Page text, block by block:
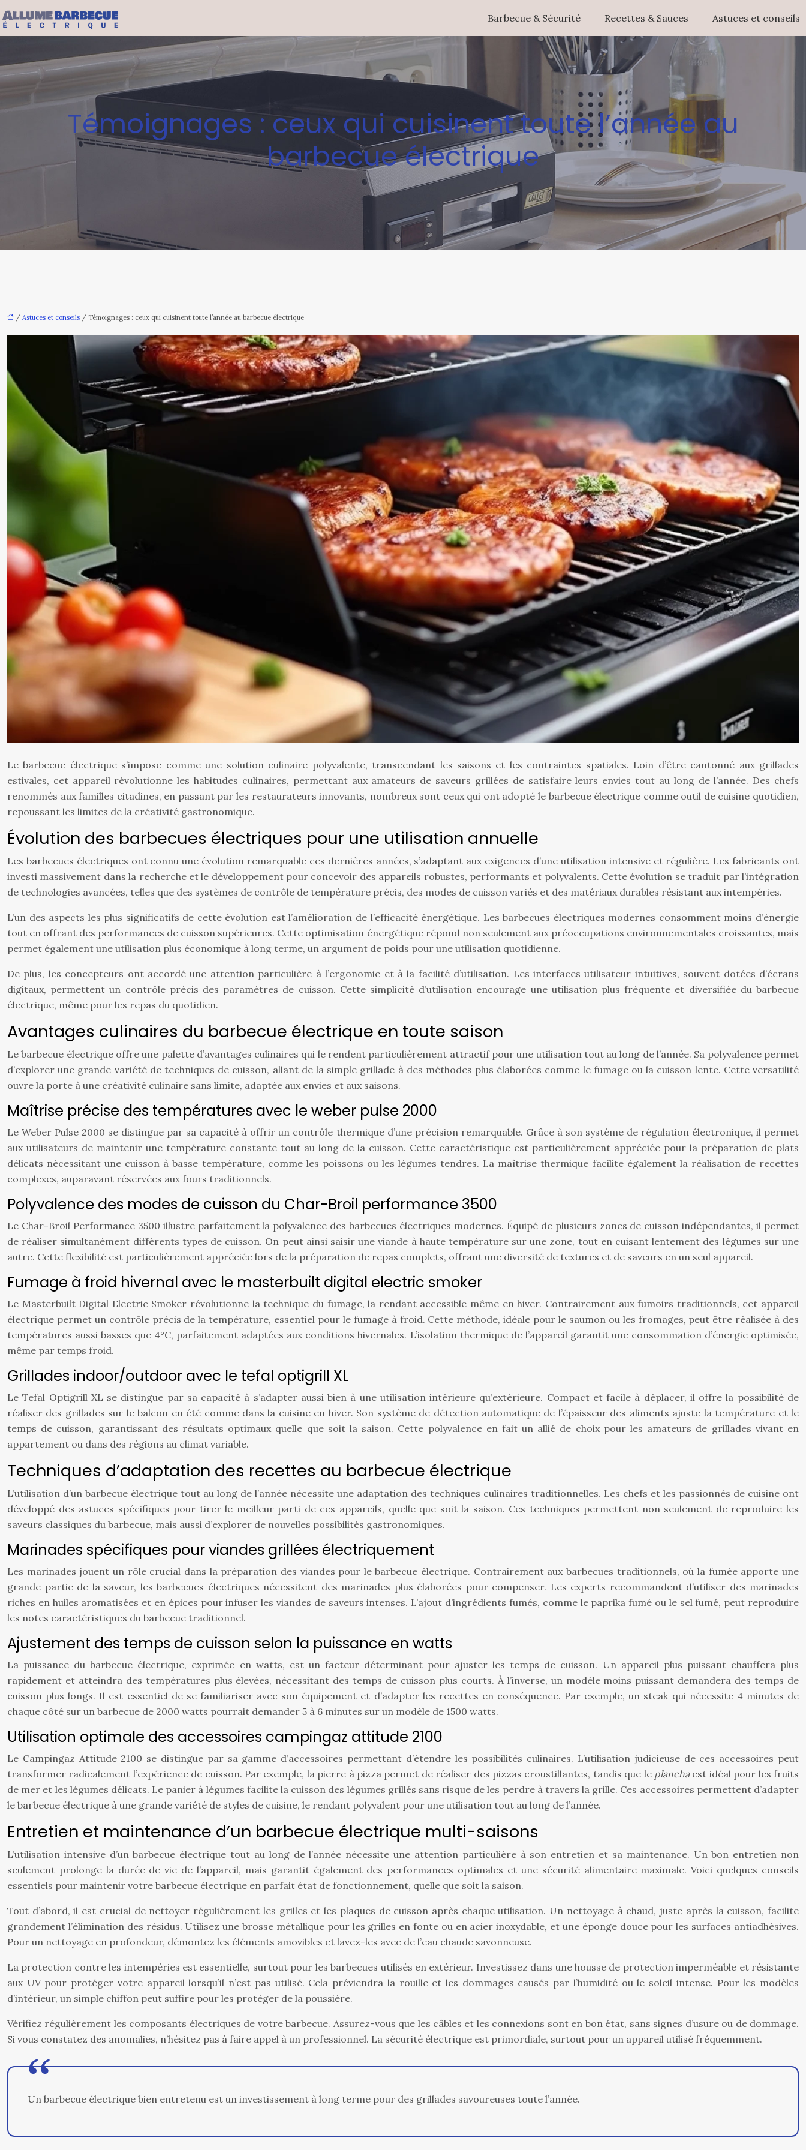
Barbecue & Sécurité Recettes & Sauces Astuces et conseils
Témoignages : ceux qui cuisinent toute l’année au
barbecue électrique
/ Astuces et conseils / Témoignages : ceux qui cuisinent toute l’année au barbecue électrique
Le barbecue électrique s’impose comme une solution culinaire polyvalente, transcendant les saisons et les contraintes spatiales. Loin d’être cantonné aux grillades
estivales, cet appareil révolutionne les habitudes culinaires, permettant aux amateurs de saveurs grillées de satisfaire leurs envies tout au long de l’année. Des chefs
renommés aux familles citadines, en passant par les restaurateurs innovants, nombreux sont ceux qui ont adopté le barbecue électrique comme outil de cuisine quotidien,
repoussant les limites de la créativité gastronomique.
Évolution des barbecues électriques pour une utilisation annuelle
Les barbecues électriques ont connu une évolution remarquable ces dernières années, s’adaptant aux exigences d’une utilisation intensive et régulière. Les fabricants ont
investi massivement dans la recherche et le développement pour concevoir des appareils robustes, performants et polyvalents. Cette évolution se traduit par l’intégration
de technologies avancées, telles que des systèmes de contrôle de température précis, des modes de cuisson variés et des matériaux durables résistant aux intempéries.
L’un des aspects les plus significatifs de cette évolution est l’amélioration de l’efficacité énergétique. Les barbecues électriques modernes consomment moins d’énergie
tout en offrant des performances de cuisson supérieures. Cette optimisation énergétique répond non seulement aux préoccupations environnementales croissantes, mais
permet également une utilisation plus économique à long terme, un argument de poids pour une utilisation quotidienne.
De plus, les concepteurs ont accordé une attention particulière à l’ergonomie et à la facilité d’utilisation. Les interfaces utilisateur intuitives, souvent dotées d’écrans
digitaux, permettent un contrôle précis des paramètres de cuisson. Cette simplicité d’utilisation encourage une utilisation plus fréquente et diversifiée du barbecue
électrique, même pour les repas du quotidien.
Avantages culinaires du barbecue électrique en toute saison
Le barbecue électrique offre une palette d’avantages culinaires qui le rendent particulièrement attractif pour une utilisation tout au long de l’année. Sa polyvalence permet
d’explorer une grande variété de techniques de cuisson, allant de la simple grillade à des méthodes plus élaborées comme le fumage ou la cuisson lente. Cette versatilité
ouvre la porte à une créativité culinaire sans limite, adaptée aux envies et aux saisons.
Maîtrise précise des températures avec le weber pulse 2000
Le Weber Pulse 2000 se distingue par sa capacité à offrir un contrôle thermique d’une précision remarquable. Grâce à son système de régulation électronique, il permet
aux utilisateurs de maintenir une température constante tout au long de la cuisson. Cette caractéristique est particulièrement appréciée pour la préparation de plats
délicats nécessitant une cuisson à basse température, comme les poissons ou les légumes tendres. La maîtrise thermique facilite également la réalisation de recettes
complexes, auparavant réservées aux fours traditionnels.
Polyvalence des modes de cuisson du Char-Broil performance 3500
Le Char-Broil Performance 3500 illustre parfaitement la polyvalence des barbecues électriques modernes. Équipé de plusieurs zones de cuisson indépendantes, il permet
de réaliser simultanément différents types de cuisson. On peut ainsi saisir une viande à haute température sur une zone, tout en cuisant lentement des légumes sur une
autre. Cette flexibilité est particulièrement appréciée lors de la préparation de repas complets, offrant une diversité de textures et de saveurs en un seul appareil.
Fumage à froid hivernal avec le masterbuilt digital electric smoker
Le Masterbuilt Digital Electric Smoker révolutionne la technique du fumage, la rendant accessible même en hiver. Contrairement aux fumoirs traditionnels, cet appareil
électrique permet un contrôle précis de la température, essentiel pour le fumage à froid. Cette méthode, idéale pour le saumon ou les fromages, peut être réalisée à des
températures aussi basses que 4°C, parfaitement adaptées aux conditions hivernales. L’isolation thermique de l’appareil garantit une consommation d’énergie optimisée,
même par temps froid.
Grillades indoor/outdoor avec le tefal optigrill XL
Le Tefal Optigrill XL se distingue par sa capacité à s’adapter aussi bien à une utilisation intérieure qu’extérieure. Compact et facile à déplacer, il offre la possibilité de
réaliser des grillades sur le balcon en été comme dans la cuisine en hiver. Son système de détection automatique de l’épaisseur des aliments ajuste la température et le
temps de cuisson, garantissant des résultats optimaux quelle que soit la saison. Cette polyvalence en fait un allié de choix pour les amateurs de grillades vivant en
appartement ou dans des régions au climat variable.
Techniques d’adaptation des recettes au barbecue électrique
L’utilisation d’un barbecue électrique tout au long de l’année nécessite une adaptation des techniques culinaires traditionnelles. Les chefs et les passionnés de cuisine ont
développé des astuces spécifiques pour tirer le meilleur parti de ces appareils, quelle que soit la saison. Ces techniques permettent non seulement de reproduire les
saveurs classiques du barbecue, mais aussi d’explorer de nouvelles possibilités gastronomiques.
Marinades spécifiques pour viandes grillées électriquement
Les marinades jouent un rôle crucial dans la préparation des viandes pour le barbecue électrique. Contrairement aux barbecues traditionnels, où la fumée apporte une
grande partie de la saveur, les barbecues électriques nécessitent des marinades plus élaborées pour compenser. Les experts recommandent d’utiliser des marinades
riches en huiles aromatisées et en épices pour infuser les viandes de saveurs intenses. L’ajout d’ingrédients fumés, comme le paprika fumé ou le sel fumé, peut reproduire
les notes caractéristiques du barbecue traditionnel.
Ajustement des temps de cuisson selon la puissance en watts
La puissance du barbecue électrique, exprimée en watts, est un facteur déterminant pour ajuster les temps de cuisson. Un appareil plus puissant chauffera plus
rapidement et atteindra des températures plus élevées, nécessitant des temps de cuisson plus courts. À l’inverse, un modèle moins puissant demandera des temps de
cuisson plus longs. Il est essentiel de se familiariser avec son équipement et d’adapter les recettes en conséquence. Par exemple, un steak qui nécessite 4 minutes de
chaque côté sur un barbecue de 2000 watts pourrait demander 5 à 6 minutes sur un modèle de 1500 watts.
Utilisation optimale des accessoires campingaz attitude 2100
Le Campingaz Attitude 2100 se distingue par sa gamme d’accessoires permettant d’étendre les possibilités culinaires. L’utilisation judicieuse de ces accessoires peut
transformer radicalement l’expérience de cuisson. Par exemple, la pierre à pizza permet de réaliser des pizzas croustillantes, tandis que le plancha est idéal pour les fruits
de mer et les légumes délicats. Le panier à légumes facilite la cuisson des légumes grillés sans risque de les perdre à travers la grille. Ces accessoires permettent d’adapter
le barbecue électrique à une grande variété de styles de cuisine, le rendant polyvalent pour une utilisation tout au long de l’année.
Entretien et maintenance d’un barbecue électrique multi-saisons
L’utilisation intensive d’un barbecue électrique tout au long de l’année nécessite une attention particulière à son entretien et sa maintenance. Un bon entretien non
seulement prolonge la durée de vie de l’appareil, mais garantit également des performances optimales et une sécurité alimentaire maximale. Voici quelques conseils
essentiels pour maintenir votre barbecue électrique en parfait état de fonctionnement, quelle que soit la saison.
Tout d’abord, il est crucial de nettoyer régulièrement les grilles et les plaques de cuisson après chaque utilisation. Un nettoyage à chaud, juste après la cuisson, facilite
grandement l’élimination des résidus. Utilisez une brosse métallique pour les grilles en fonte ou en acier inoxydable, et une éponge douce pour les surfaces antiadhésives.
Pour un nettoyage en profondeur, démontez les éléments amovibles et lavez-les avec de l’eau chaude savonneuse.
La protection contre les intempéries est essentielle, surtout pour les barbecues utilisés en extérieur. Investissez dans une housse de protection imperméable et résistante
aux UV pour protéger votre appareil lorsqu’il n’est pas utilisé. Cela préviendra la rouille et les dommages causés par l’humidité ou le soleil intense. Pour les modèles
d’intérieur, un simple chiffon peut suffire pour les protéger de la poussière.
Vérifiez régulièrement les composants électriques de votre barbecue. Assurez-vous que les câbles et les connexions sont en bon état, sans signes d’usure ou de dommage.
Si vous constatez des anomalies, n’hésitez pas à faire appel à un professionnel. La sécurité électrique est primordiale, surtout pour un appareil utilisé fréquemment.
Un barbecue électrique bien entretenu est un investissement à long terme pour des grillades savoureuses toute l’année.